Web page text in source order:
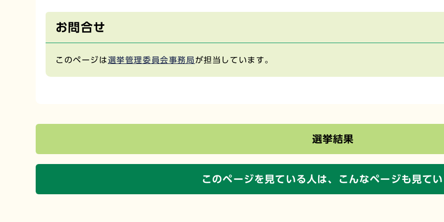
お問合せ
このページは選挙管理委員会事務局 が担当しています。
選挙結果
このページを見ている人は、 こんなページも見て